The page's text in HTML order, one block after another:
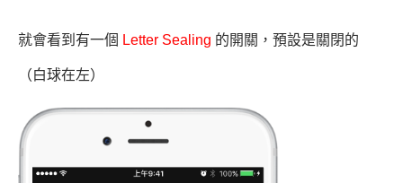
就會看到有一個 Letter Sealing 的開關，預設是關閉的
（白球在左）